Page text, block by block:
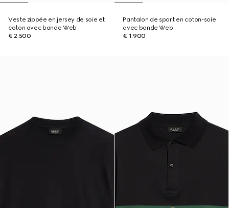
Veste zippée en jersey de soie et
coton avec bande Web
€ 2.500
Pantalon de sport en coton-soie
avec bande Web
€ 1.900